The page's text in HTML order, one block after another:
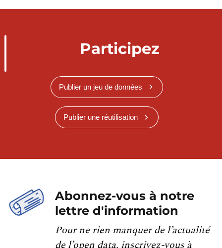
Participez
Publier un jeu de données
Publier une réutilisation
Abonnez-vous à notre
lettre d'information
Pour ne rien manquer de l’actualité
de l’open data, inscrivez-vous à